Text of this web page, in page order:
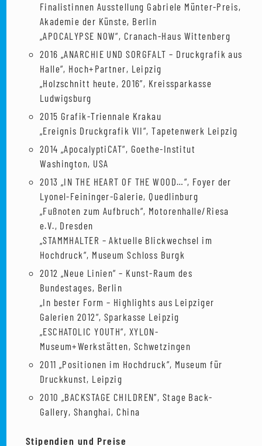
Finalistinnen Ausstellung Gabriele Münter-Preis,
Akademie der Künste, Berlin
„APOCALYPSE NOW“, Cranach-Haus Wittenberg
2016 „ANARCHIE UND SORGFALT – Druckgrafik aus
Halle“, Hoch+Partner, Leipzig
„Holzschnitt heute, 2016”, Kreissparkasse
Ludwigsburg
2015 Grafik-Triennale Krakau
„Ereignis Druckgrafik VII“, Tapetenwerk Leipzig
2014 „ApocalyptiCAT“, Goethe-Institut
Washington, USA
2013 „IN THE HEART OF THE WOOD…“, Foyer der
Lyonel-Feininger-Galerie, Quedlinburg
„Fußnoten zum Aufbruch“, Motorenhalle/Riesa
e.V., Dresden
„STAMMHALTER – Aktuelle Blickwechsel im
Hochdruck“, Museum Schloss Burgk
2012 „Neue Linien“ – Kunst-Raum des
Bundestages, Berlin
„In bester Form – Highlights aus Leipziger
Galerien 2012“, Sparkasse Leipzig
„ESCHATOLIC YOUTH“, XYLON-
Museum+Werkstätten, Schwetzingen
2011 „Positionen im Hochdruck“, Museum für
Druckkunst, Leipzig
2010 „BACKSTAGE CHILDREN”, Stage Back-
Gallery, Shanghai, China
Stipendien und Preise